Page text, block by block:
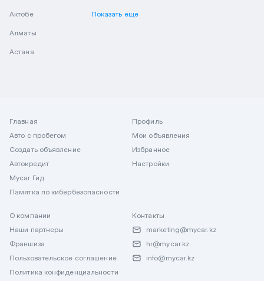
Актобе
Алматы
Астана
Показать еще
Главная
Авто с пробегом
Создать объявление
Автокредит
Mycar Гид
Памятка по кибербезопасности
Профиль
Мои объявления
Избранное
Настройки
О компании
Наши партнеры
Франшиза
Пользовательское соглашение
Политика конфиденциальности
Контакты
marketing@mycar.kz
hr@mycar.kz
info@mycar.kz